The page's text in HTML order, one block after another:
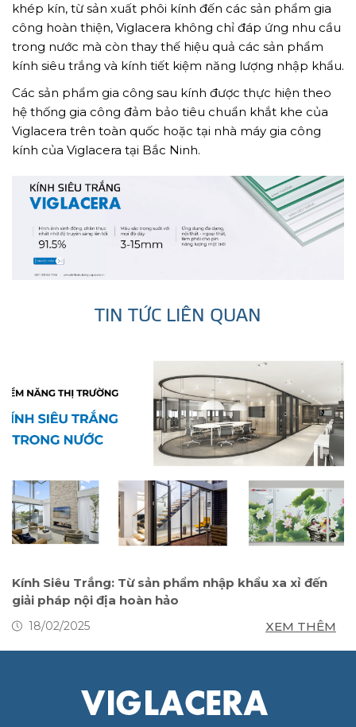
khép kín, từ sản xuất phôi kính đến các sản phẩm gia
công hoàn thiện, Viglacera không chỉ đáp ứng nhu cầu
trong nước mà còn thay thế hiệu quả các sản phẩm
kính siêu trắng và kính tiết kiệm năng lượng nhập khẩu.
Các sản phẩm gia công sau kính được thực hiện theo
hệ thống gia công đảm bảo tiêu chuẩn khắt khe của
Viglacera trên toàn quốc hoặc tại nhà máy gia công
kính của Viglacera tại Bắc Ninh.
TIN TỨC LIÊN QUAN
Kính Siêu Trắng: Từ sản phẩm nhập khẩu xa xỉ đến
giải pháp nội địa hoàn hảo
18/02/2025 XEM THÊM